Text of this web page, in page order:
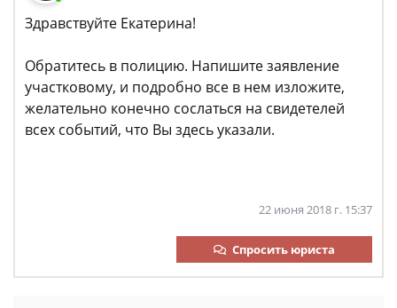
Здравствуйте Екатерина!
Обратитесь в полицию. Напишите заявление
участковому, и подробно все в нем изложите,
желательно конечно сослаться на свидетелей
всех событий, что Вы здесь указали.
22 июня 2018 г. 15:37
Спросить юриста